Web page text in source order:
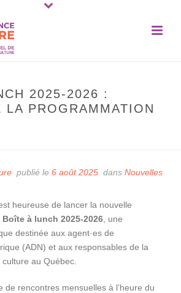
2025-2026 :
LA PROGRAMMATION
publié le 6 août 2025 dans Nouvelles
heureuse de lancer la nouvelle
Boîte à lunch 2025-2026 , une
destinée aux agent·es de
(ADN) et aux responsables de la
au Québec.
de rencontres mensuelles à l’heure du